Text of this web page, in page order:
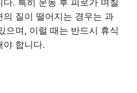
. 특히 운동 후 피로가 며칠
의 질이 떨어지는 경우는 과
으며, 이럴 때는 반드시 휴식
야 합니다.